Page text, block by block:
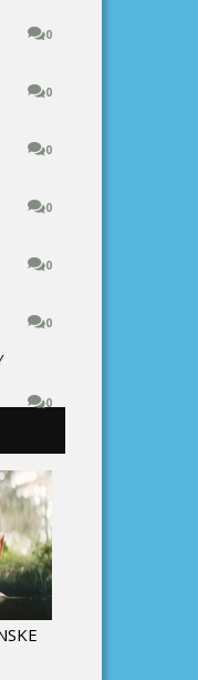
0
0
0
0
0
0
0